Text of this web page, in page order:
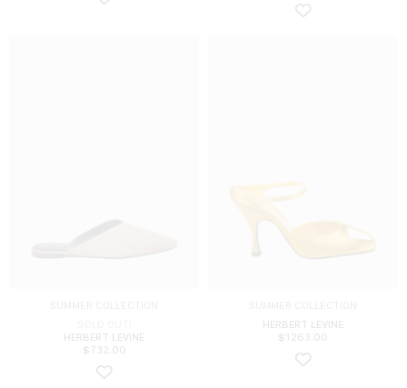
HERBERT LEVINE
$ 732.00
HERBERT LEVINE
$ 1263.00